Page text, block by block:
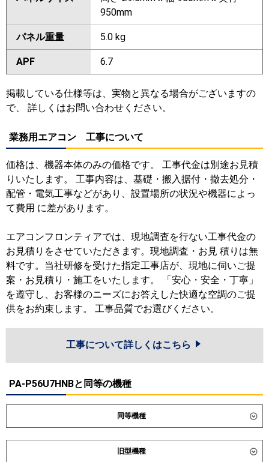
950mm
パネル重量 5.0 kg
APF 6.7
掲載している仕様等は、実物と異なる場合がございますの
で、 詳しくはお問い合わせください。
業務用エアコン 工事について
価格は、機器本体のみの価格です。 工事代金は別途お見積
りいたします。 工事内容は、基礎・搬入据付・撤去処分・
配管・電気工事などがあり、設置場所の状況や機器によっ
て費用 に差があります。
エアコンフロンティアでは、現地調査を行ない工事代金の
お見積りをさせていただきます。現地調査・お見 積りは無
料です。当社研修を受けた指定工事店が、現地に伺いご提
案・お見積り・施工をいたします。 「安心・安全・丁寧」
を遵守し、お客様のニーズにお答えした快適な空調のご提
供をお約束します。 工事品質でお選びください。
工事について詳しくはこちら
PA-P56U7HNBと同等の機種
同等機種
ダイキン SZRC56CNT SZRC56CT
SZRUC56CT
旧型機種